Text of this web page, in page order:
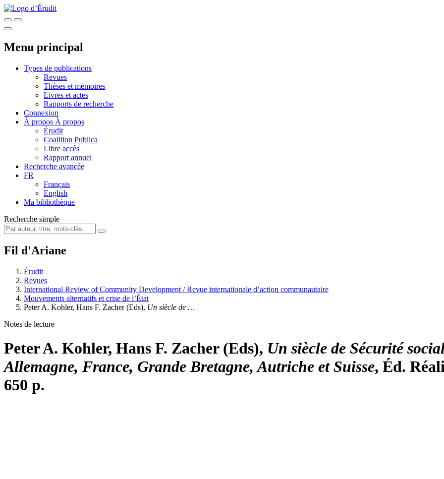
Menu principal
Types de publications
Revues
Thèses et mémoires
Livres et actes
Rapports de recherche
Connexion
À propos À propos
Érudit
Coalition Publica
Libre accès
Rapport annuel
Recherche avancée
FR
Français
English
Ma bibliothèque
Recherche simple
Fil d'Ariane
Érudit
Revues
International Review of Community Development / Revue internationale d’action communautaire
Mouvements alternatifs et crise de l’État
Peter A. Kohler, Hans F. Zacher (Eds), Un siècle de …
Notes de lecture
Peter A. Kohler, Hans F. Zacher (Eds), Un siècle de Sécurité
Allemagne, France, Grande Bretagne, Autriche et Suisse, Éd.
650 p.